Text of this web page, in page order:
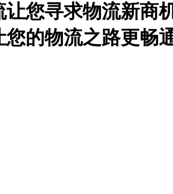
让您寻求物流新商
您的物流之路更畅